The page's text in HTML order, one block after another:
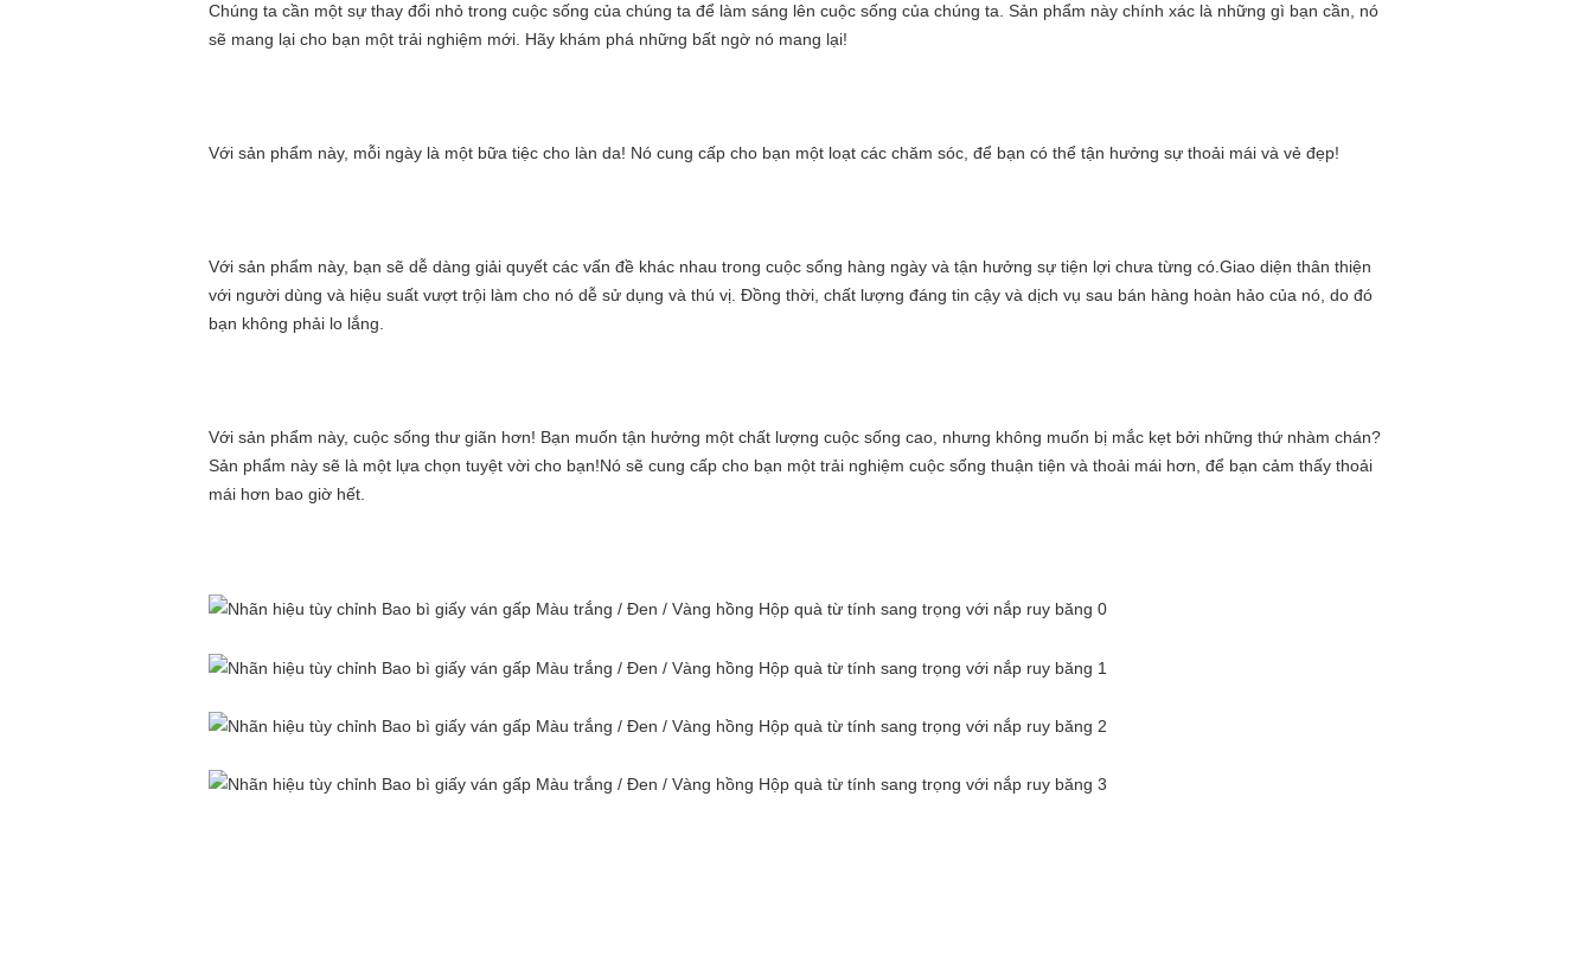
Chúng ta cần một sự thay đổi nhỏ trong cuộc sống của chúng ta để làm sáng lên cuộc sống của chúng ta. Sản phẩm này chính xác là những gì bạn cần, nó
sẽ mang lại cho bạn một trải nghiệm mới. Hãy khám phá những bất ngờ nó mang lại!
Với sản phẩm này, mỗi ngày là một bữa tiệc cho làn da! Nó cung cấp cho bạn một loạt các chăm sóc, để bạn có thể tận hưởng sự thoải mái và vẻ đẹp!
Với sản phẩm này, bạn sẽ dễ dàng giải quyết các vấn đề khác nhau trong cuộc sống hàng ngày và tận hưởng sự tiện lợi chưa từng có.Giao diện thân thiện
với người dùng và hiệu suất vượt trội làm cho nó dễ sử dụng và thú vị. Đồng thời, chất lượng đáng tin cậy và dịch vụ sau bán hàng hoàn hảo của nó, do đó
bạn không phải lo lắng.
Với sản phẩm này, cuộc sống thư giãn hơn! Bạn muốn tận hưởng một chất lượng cuộc sống cao, nhưng không muốn bị mắc kẹt bởi những thứ nhàm chán?
Sản phẩm này sẽ là một lựa chọn tuyệt vời cho bạn!Nó sẽ cung cấp cho bạn một trải nghiệm cuộc sống thuận tiện và thoải mái hơn, để bạn cảm thấy thoải
mái hơn bao giờ hết.